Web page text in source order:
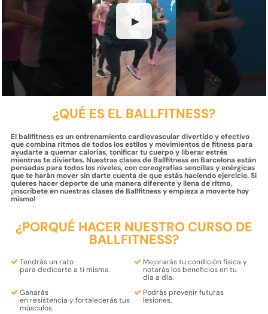
▶
¿QUÉ ES EL BALLFITNESS?
El ballfitness es un entrenamiento cardiovascular divertido y efectivo
que combina ritmos de todos los estilos y movimientos de fitness para
ayudarte a quemar calorías, tonificar tu cuerpo y liberar estrés
mientras te diviertes. Nuestras clases de Ballfitness en Barcelona están
pensadas para todos los niveles, con coreografías sencillas y enérgicas
que te harán mover sin darte cuenta de que estás haciendo ejercicio. Si
quieres hacer deporte de una manera diferente y llena de ritmo,
¡inscríbete en nuestras clases de Ballfitness y empieza a moverte hoy
mismo!
¿PORQUÉ HACER NUESTRO CURSO DE
BALLFITNESS?
Tendrás un rato
para dedicarte a ti misma.
Mejorarás tu condición física y
notarás losbeneficiosen tu
día a día.
Ganarás
enresistencia yfortalecerástus
músculos.
Podrásprevenir futuras
lesiones.